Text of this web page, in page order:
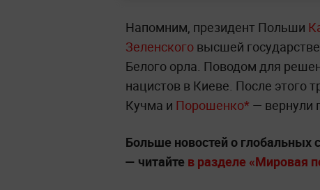
Напомним, президент Польши
Зеленского высшей
Белого орла. Поводом для
нацистов в Киеве. После этого
Кучма и Порошенко* — вернули
Больше новостей о
— читайте в разделе «Мировая